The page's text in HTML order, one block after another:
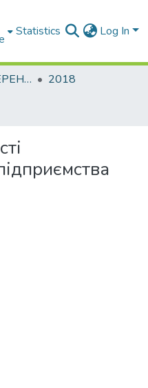
Statistics Log In
МАТЕРІАЛИ КОНФЕРЕНЦІЙ
2018